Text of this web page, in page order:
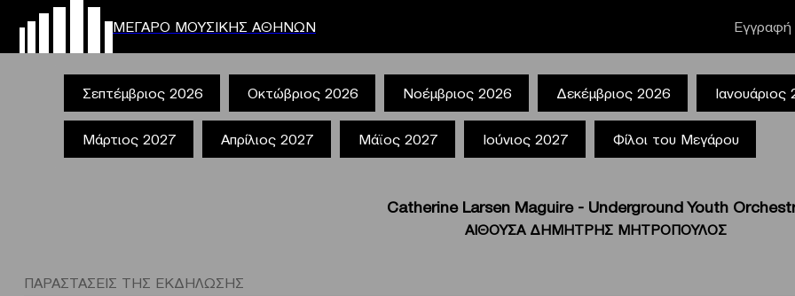
ΜΕΓΑΡΟ ΜΟΥΣΙΚΗΣ ΑΘΗΝΩΝ Εγγραφή
Σεπτέμβριος 2026 Οκτώβριος 2026 Νοέμβριος 2026 Δεκέμβριος 2026 Ιανουάριος
Μάρτιος 2027 Απρίλιος 2027 Μάϊος 2027 Ιούνιος 2027 Φίλοι του Μεγάρου
Catherine Larsen Maguire - Underground Youth
ΑΙΘΟΥΣΑ ΔΗΜΗΤΡΗΣ ΜΗΤΡΟΠΟΥΛΟΣ
ΠΑΡΑΣΤΑΣΕΙΣ ΤΗΣ ΕΚΔΗΛΩΣΗΣ